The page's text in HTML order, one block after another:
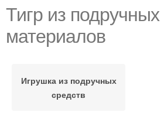
Тигр из подручных
материалов
Игрушка из подручных
средств